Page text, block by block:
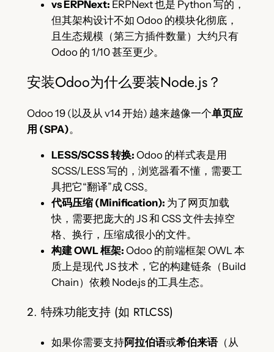
vs ERPNext: ERPNext 也是 Python 写的，
但其架构设计不如 Odoo 的模块化彻底，
且生态规模（第三方插件数量）大约只有
Odoo 的 1/10 甚至更少。
安装Odoo为什么要装Node.js？
Odoo 19 (以及从 v14 开始) 越来越像一个单页应
用 (SPA)。
LESS/SCSS 转换: Odoo 的样式表是用
SCSS/LESS 写的，浏览器看不懂，需要工
具把它“翻译”成 CSS。
代码压缩 (Minification): 为了网页加载
快，需要把庞大的 JS 和 CSS 文件去掉空
格、换行，压缩成很小的文件。
构建 OWL 框架: Odoo 的前端框架 OWL 本
质上是现代 JS 技术，它的构建链条（Build
Chain）依赖 Node.js 的工具生态。
2. 特殊功能支持 (如 RTLCSS)
如果你需要支持阿拉伯语或希伯来语（从